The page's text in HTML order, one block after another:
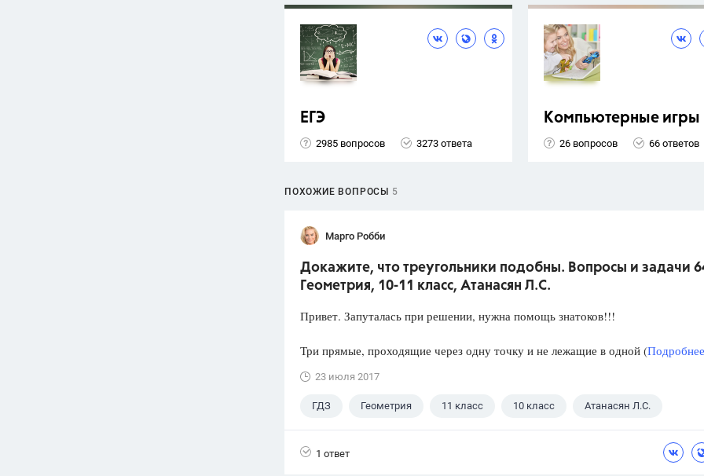
ЕГЭ
2985 вопросов 3273 ответа
Компьютерные игры
26 вопросов 66 ответов
ПОХОЖИЕ ВОПРОСЫ 5
Марго Робби
Докажите, что треугольники подобны. Вопросы и задачи
Геометрия, 10-11 класс, Атанасян Л.С.
Привет. Запуталась при решении, нужна помощь знатоков!!!
Три прямые, проходящие через одну точку и не лежащие в одной (
23 июля 2017
ГДЗ Геометрия 11 класс 10 класс Атанасян Л.С.
1 ответ